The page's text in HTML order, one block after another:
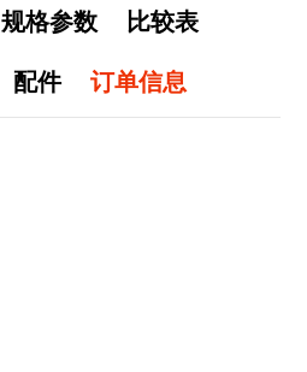
规格参数
比较表
配件 订单信息